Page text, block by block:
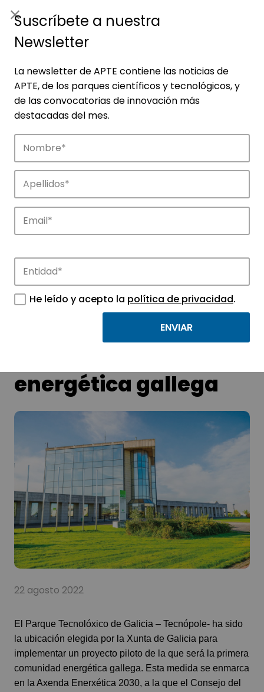
Noticias
Conoce las noticias más destacadas de
tecnológicos.
Tecnópole acogerá la
energética gallega
22 agosto 2022
El Parque Tecnolóxico de Galicia – Tecnópole- ha sido
la ubicación elegida por la Xunta de Galicia para
implementar un proyecto piloto de la que será la primera
comunidad energética gallega. Esta medida se enmarca
en la Axenda Enerxética 2030, a la que el Consejo del
Suscríbete a nuestra
Newsletter
La newsletter de APTE contiene las noticias de
APTE, de los parques científicos y tecnológicos, y
de las convocatorias de innovación más
destacadas del mes.
He leído y acepto la política de privacidad.